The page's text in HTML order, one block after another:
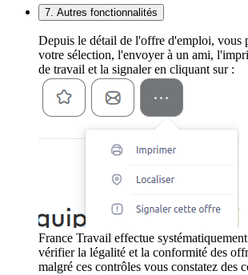
7. Autres fonctionnalités
Depuis le détail de l'offre d'emploi, vous
votre sélection, l'envoyer à un ami,
de travail et la signaler en cliquant sur :
France Travail effectue
vérifier la légalité et la conformité des
malgré ces contrôles vous constatez des